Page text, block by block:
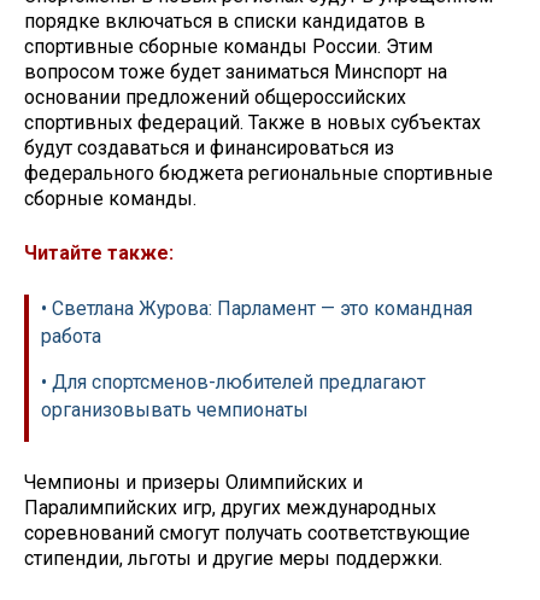
порядке включаться в списки кандидатов в
спортивные сборные команды России. Этим
вопросом тоже будет заниматься Минспорт на
основании предложений общероссийских
спортивных федераций. Также в новых субъектах
будут создаваться и финансироваться из
федерального бюджета региональные спортивные
сборные команды.
Читайте также:
• Светлана Журова: Парламент — это командная
работа
• Для спортсменов-любителей предлагают
организовывать чемпионаты
Чемпионы и призеры Олимпийских и
Паралимпийских игр, других международных
соревнований смогут получать соответствующие
стипендии, льготы и другие меры поддержки.